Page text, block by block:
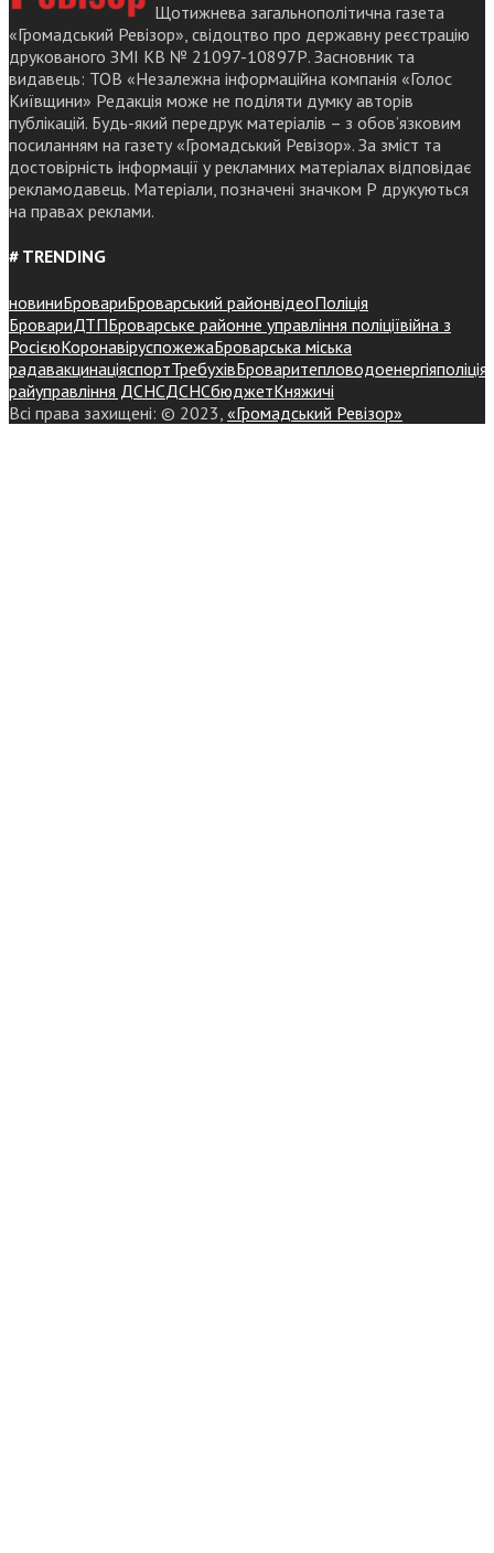
Щотижнева загальнополітична газета
«Громадський Ревізор», свідоцтво про державну реєстрацію
друкованого ЗМІ КВ № 21097-10897Р. Засновник та
видавець: ТОВ «Незалежна інформаційна компанія «Голос
Київщини» Редакція може не поділяти думку авторів
публікацій. Будь-який передрук матеріалів – з обов’язковим
посиланням на газету «Громадський Ревізор». За зміст та
достовірність інформації у рекламних матеріалах відповідає
рекламодавець. Матеріали, позначені значком Р друкуються
на правах реклами.
# TRENDING
новиниБровариБроварський районвідеоПоліція
БровариДТПБроварське районне управління поліціївійна з
РосієюКоронавіруспожежаБроварська міська
радавакцинаціяспортТребухівБроваритепловодоенергіяполіція
райуправління ДСНСДСНСбюджетКняжичі
Всі права захищені: © 2023, «Громадський Ревізор»